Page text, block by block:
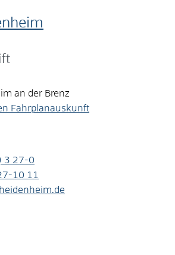
an der Brenz
Fahrplanauskunft
3 27-0
10 11